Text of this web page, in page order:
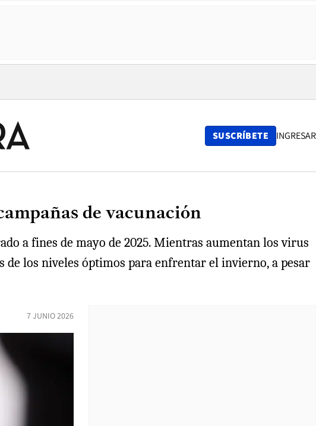
window
SUSCRÍBETE INGRESAR
de vacunación
a fines de mayo de 2025. Mientras aumentan los virus
los niveles óptimos para enfrentar el invierno, a pesar
7 JUNIO 2026